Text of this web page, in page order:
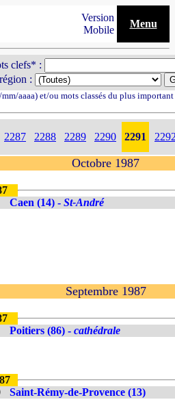
Version
Mobile
Menu
clefs* :
:
aaaa) et/ou mots classés du plus
2287 2288 2289 2290 2291
Octobre 1987
Caen (14) - St-André
Septembre 1987
Poitiers (86) - cathédrale
Saint-Rémy-de-Provence (13)